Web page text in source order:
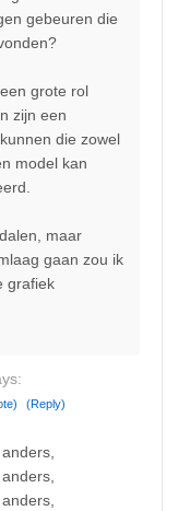
gebeuren die
grote rol
zijn een
die zowel
model kan
maar
gaan zou ik
grafiek
(Reply)